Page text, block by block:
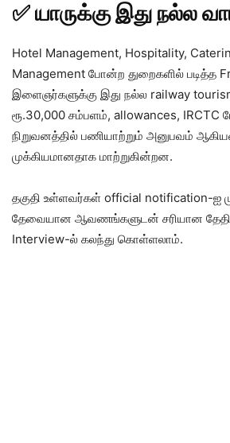
✅ யாருக்கு இது நல்ல
Hotel Management, Hospitality,
Management போன்ற துறைகளில் படித்த
இளைஞர்களுக்கு இது நல்ல railway
ரூ.30,000 சம்பளம், allowances, IRCTC
நிறுவனத்தில் பணியாற்றும் அனுபவம்
முக்கியமானதாக மாற்றுகின்றன.
தகுதி உள்ளவர்கள் official notification-ஐ
தேவையான ஆவணங்களுடன் சரியான
Interview-ல் கலந்து கொள்ளலாம்.